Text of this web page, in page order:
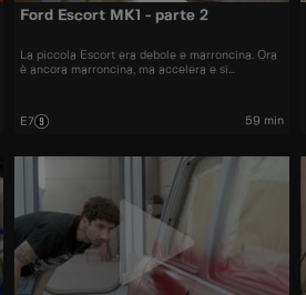
Ford Escort MK1 - parte 2
La piccola Escort era debole e marroncina. Ora
è ancora marroncina, ma accelera e si
E7 59 min